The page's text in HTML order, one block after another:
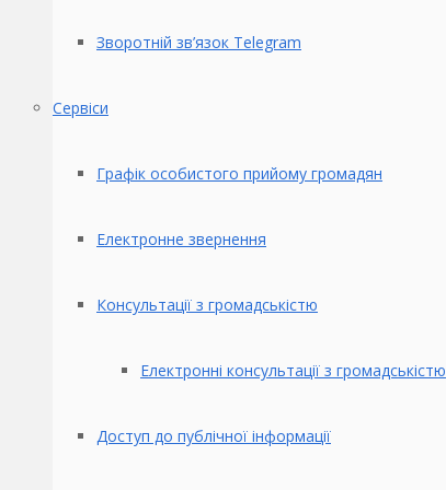
Зворотній зв’язок Telegram
Сервіси
Графік особистого прийому громадян
Електронне звернення
Консультації з громадськістю
Електронні консультації з громадськістю
Доступ до публічної інформації